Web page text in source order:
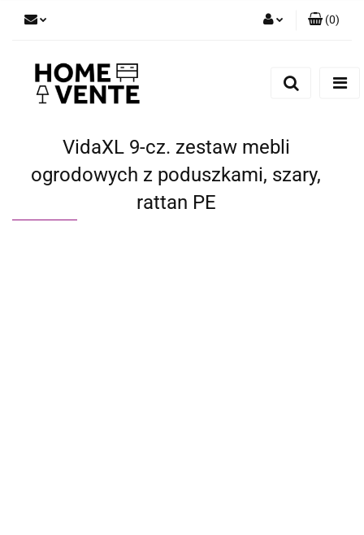
(0)
VidaXL 9-cz. zestaw mebli
ogrodowych z poduszkami, szary,
rattan PE